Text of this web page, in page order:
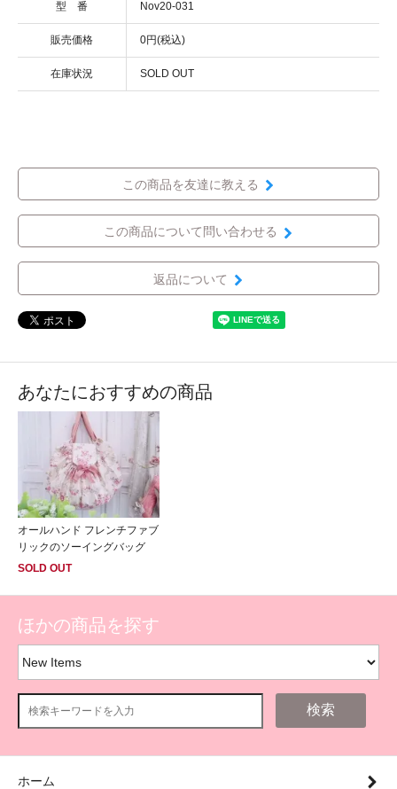
型 番 Nov20-031
販売価格 0円(税込)
在庫状況 SOLD OUT
この商品を友達に教える
この商品について問い合わせる
返品について
あなたにおすすめの商品
オールハンド フレンチファブ
リックのソーイングバッグ
SOLD OUT
ほかの商品を探す
検索
ホーム